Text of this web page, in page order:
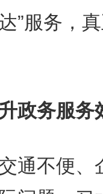
”服务，
政务服务
不便、